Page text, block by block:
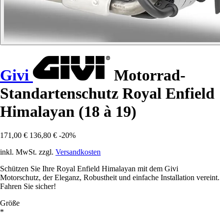
Givi
Motorrad-
Standartenschutz Royal Enfield
Himalayan (18 à 19)
171,00 € 136,80 € -20%
inkl. MwSt. zzgl. Versandkosten
Schützen Sie Ihre Royal Enfield Himalayan mit dem Givi
Motorschutz, der Eleganz, Robustheit und einfache Installation vereint.
Fahren Sie sicher!
Größe
*